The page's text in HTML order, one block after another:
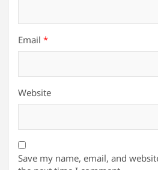
Email *
Website
Save my name, email, and